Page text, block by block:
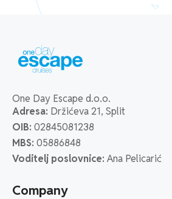
One Day Escape d.o.o.
Adresa: Držićeva 21, Split
OIB: 02845081238
MBS: 05886848
Voditelj poslovnice: Ana Pelicarić
Company